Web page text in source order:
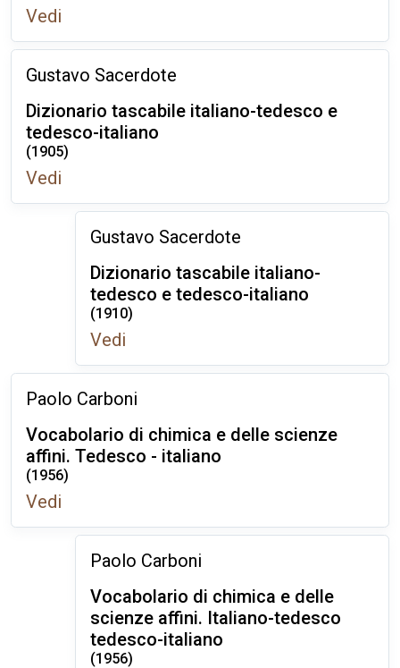
Vedi
Gustavo Sacerdote
Dizionario tascabile italiano-tedesco e
tedesco-italiano
(1905)
Vedi
Gustavo Sacerdote
Dizionario tascabile italiano-
tedesco e tedesco-italiano
(1910)
Vedi
Paolo Carboni
Vocabolario di chimica e delle scienze
affini. Tedesco - italiano
(1956)
Vedi
Paolo Carboni
Vocabolario di chimica e delle
scienze affini. Italiano-tedesco
tedesco-italiano
(1956)